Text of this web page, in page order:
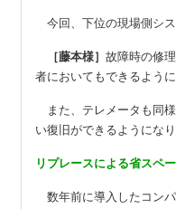
今回、下位の現場側シス
［藤本様］ 故障時の修
者においてもできるように
また、テレメータも同
い復旧ができるようになり
リプレースによる省スペ
数年前に導入したコン